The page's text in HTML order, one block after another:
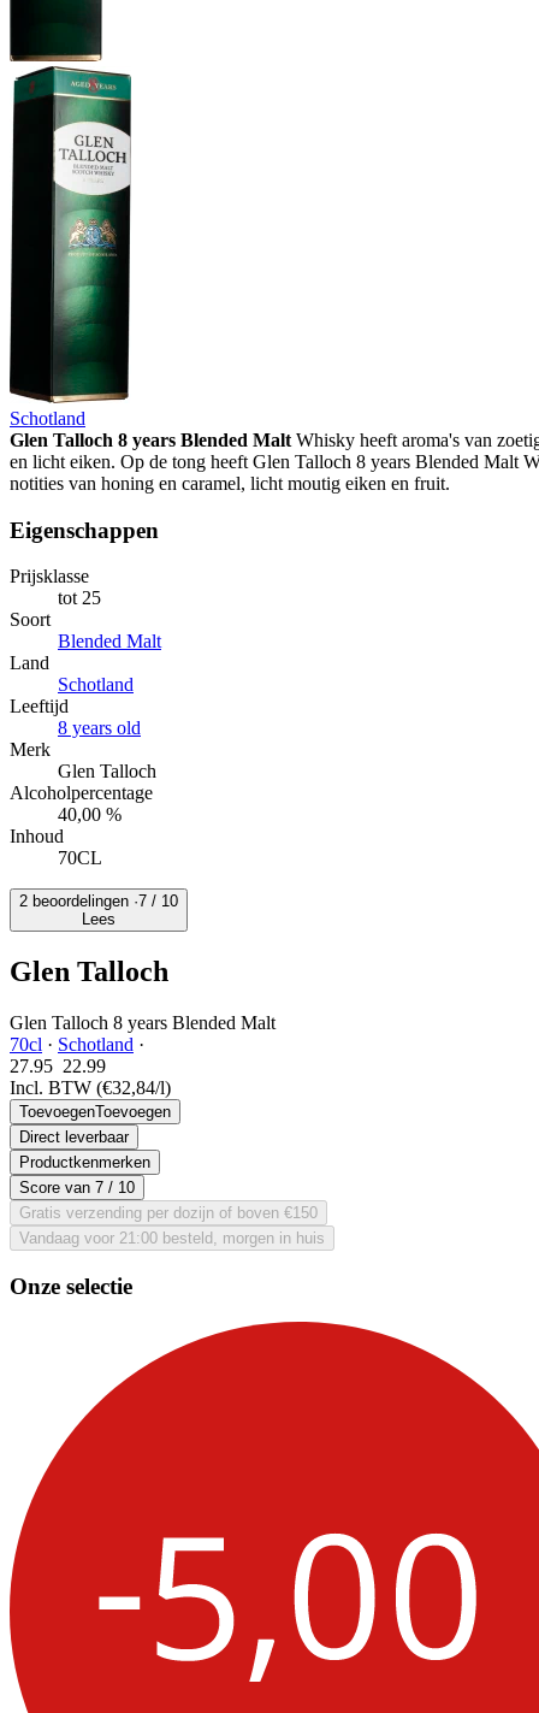
Schotland
Glen Talloch 8 years Blended Malt Whisky heeft aroma's van
en licht eiken. Op de tong heeft Glen Talloch 8 years Blended Malt
notities van honing en caramel, licht moutig eiken en fruit.
Eigenschappen
Prijsklasse
tot 25
Soort
Blended Malt
Land
Schotland
Leeftijd
8 years old
Merk
Glen Talloch
Alcoholpercentage
40,00 %
Inhoud
70CL
2 beoordelingen ·7 / 10
Lees
Glen Talloch
Glen Talloch 8 years Blended Malt
70cl · Schotland ·
27.95 22.99
Incl. BTW (€32,84/l)
ToevoegenToevoegen
Direct leverbaar
Productkenmerken
Score van 7 / 10
Gratis verzending per dozijn of boven €150
Vandaag voor 21:00 besteld, morgen in huis
Onze selectie